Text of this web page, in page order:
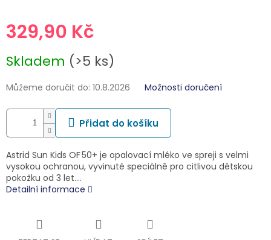
329,90 Kč
cena:
Skladem (>5 ks)
Můžeme doručit do: 10.8.2026 Možnosti doručení
Přidat do košíku
Astrid Sun Kids OF 50+ je opalovací mléko ve spreji s velmi
vysokou ochranou, vyvinuté speciálně pro citlivou dětskou
pokožku od 3 let.…
Detailní informace